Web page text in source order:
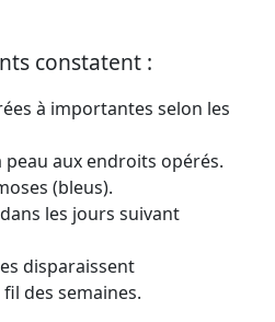
constatent :
à importantes selon les
aux endroits opérés.
(bleus).
les jours suivant
disparaissent
des semaines.